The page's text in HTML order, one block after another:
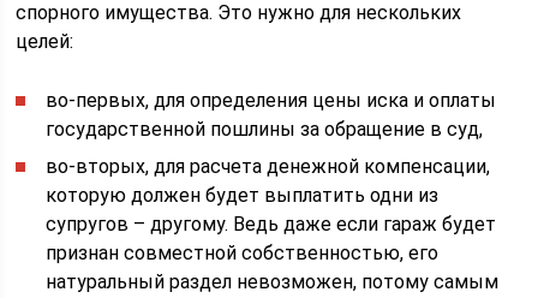
спорного имущества. Это нужно для нескольких
целей:
во-первых, для определения цены иска и оплаты
государственной пошлины за обращение в суд,
во-вторых, для расчета денежной компенсации,
которую должен будет выплатить одни из
супругов – другому. Ведь даже если гараж будет
признан совместной собственностью, его
натуральный раздел невозможен, потому самым